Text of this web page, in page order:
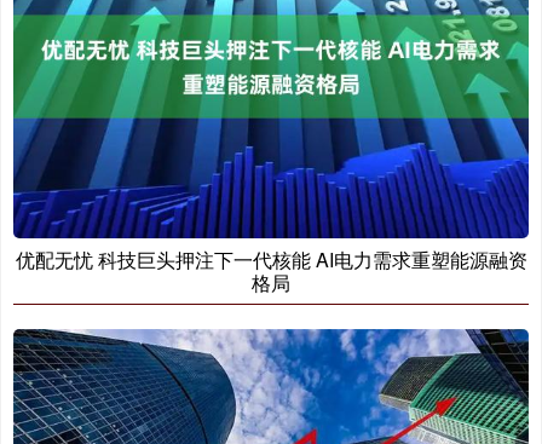
优配无忧 科技巨头押注下一代核能 AI电力需求重塑能源融资
格局